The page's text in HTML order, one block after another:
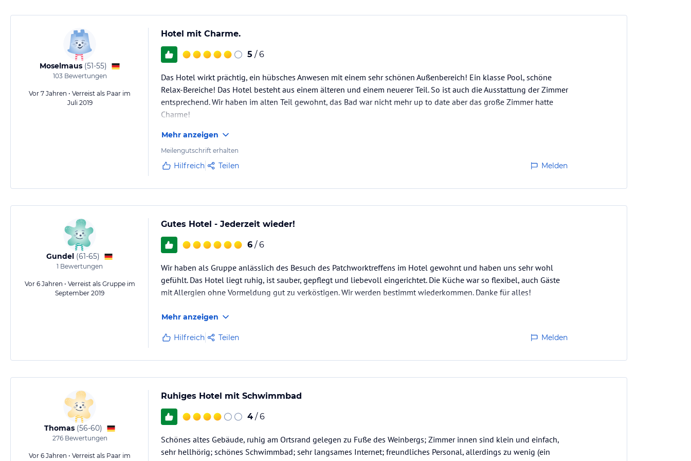
Moselmaus (51-55)
103Bewertungen
Vor 7 Jahren • Verreist als Paar im
Juli 2019
Hotel mit Charme.
5 / 6
Das Hotel wirkt prächtig, ein hübsches Anwesen mit einem sehr schönen Außenbereich! Ein klasse Pool, schöne
Relax-Bereiche! Das Hotel besteht aus einem älteren und einem neuerer Teil. So ist auch die Ausstattung der Zimmer
entsprechend. Wir haben im alten Teil gewohnt, das Bad war nicht mehr up to date aber das große Zimmer hatte
Charme!
Mehr anzeigen
Meilengutschrift erhalten
Hilfreich Teilen Melden
Gundel (61-65)
1 Bewertungen
Vor 6 Jahren • Verreist als Gruppe im
September 2019
Gutes Hotel - Jederzeit wieder!
6 / 6
Wir haben als Gruppe anlässlich des Besuch des Patchworktreffens im Hotel gewohnt und haben uns sehr wohl
gefühlt. Das Hotel liegt ruhig, ist sauber, gepflegt und liebevoll eingerichtet. Die Küche war so flexibel, auch Gäste
mit Allergien ohne Vormeldung gut zu verköstigen. Wir werden bestimmt wiederkommen. Danke für alles!
Mehr anzeigen
Hilfreich Teilen Melden
Thomas (56-60)
276Bewertungen
Vor 6 Jahren • Verreist als Paar im
Ruhiges Hotel mit Schwimmbad
4 / 6
Schönes altes Gebäude, ruhig am Ortsrand gelegen zu Fuße des Weinbergs; Zimmer innen sind klein und einfach,
sehr hellhörig; schönes Schwimmbad; sehr langsames Internet; freundliches Personal, allerdings zu wenig (ein